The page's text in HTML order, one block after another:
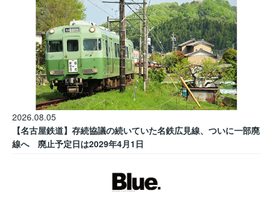
2026.08.05
【名古屋鉄道】存続協議の続いていた名鉄広見線、ついに一部廃
線へ 廃止予定日は2029年4月1日